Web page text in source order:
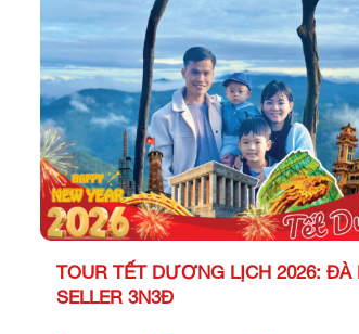
TOUR TẾT DƯƠNG LỊCH 2026: ĐÀ
SELLER 3N3Đ